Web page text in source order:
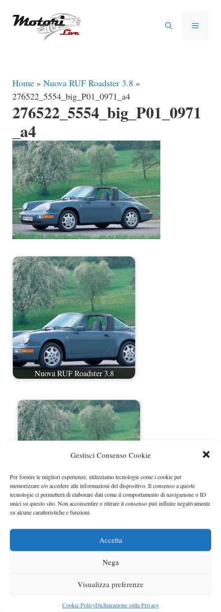
Gestisci Consenso Cookie
Per fornire le migliori esperienze, utilizziamo tecnologie come i cookie per
memorizzare e/o accedere alle informazioni del dispositivo. Il consenso a queste
tecnologie ci permetterà di elaborare dati come il comportamento di navigazione o ID
unici su questo sito. Non acconsentire o ritirare il consenso può influire negativamente
su alcune caratteristiche e funzioni.
Accetta
Nega
Visualizza preferenze
Cookie PolicyDichiarazione sulla Privacy
MENU
Home » Nuova RUF Roadster 3.8 »
276522_5554_big_P01_0971_a4
276522_5554_big_P01_0971
_a4
Nuova RUF Roadster 3.8
Nuova RUF Roadster 3.8
Manutenzione auto e la possibilità di fare il
tagliando direttamente tramite smartphone
BMW R 1250 GS: cosa cambia davvero con uno
scarico aftermarket omologato
Audi Q4 e-Tron 40 Business elettrica: mobilità